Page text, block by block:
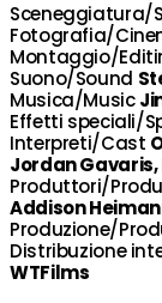
Sceneggiatura/
Fotografia/
Montaggio/
Suono/Sound
Musica/Music
Effetti speciali/
Interpreti/Cast
Jordan
Produttori/
Addison
Produzione/
Distribuzione
WTFilms